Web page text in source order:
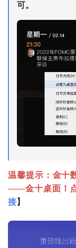
可。
温馨提示：金十
——金十桌面！点
接】